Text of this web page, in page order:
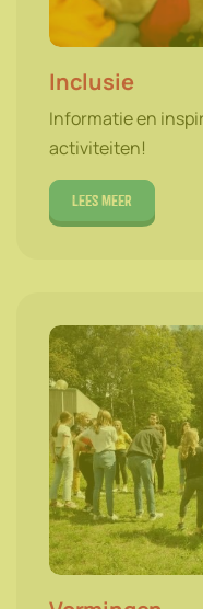
Inclusie
Informatie en
activiteiten!
Lees meer